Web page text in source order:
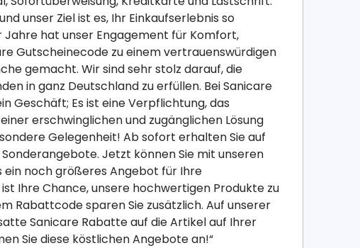
unser Ziel ist es, Ihr Einkaufserlebnis so
Jahre hat unser Engagement für Komfort,
Gutscheinecode zu einem vertrauenswürdigen
gemacht. Wir sind sehr stolz darauf, die
in ganz Deutschland zu erfüllen. Bei Sanicare
Geschäft; Es ist eine Verpflichtung, das
erschwinglichen und zugänglichen Lösung
Gelegenheit! Ab sofort erhalten Sie auf
Jetzt können Sie mit unseren
ein noch größeres Angebot für Ihre
Ihre Chance, unsere hochwertigen Produkte zu
Rabattcode sparen Sie zusätzlich. Auf unserer
Sanicare Rabatte auf die Artikel auf Ihrer
Sie diese köstlichen Angebote an!“